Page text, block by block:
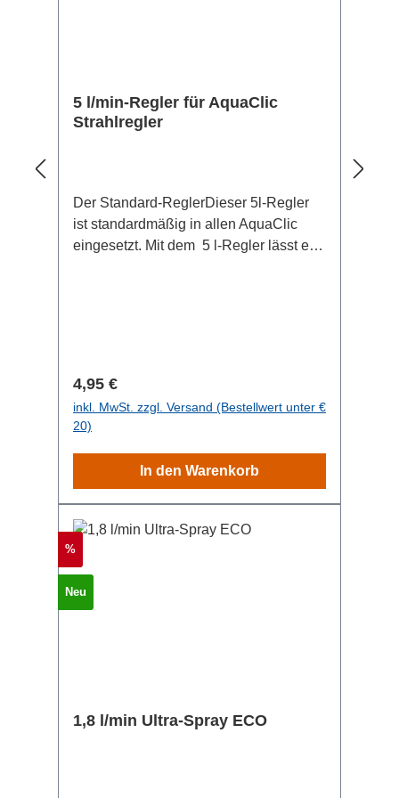
5 l/min-Regler für AquaClic
Strahlregler
Der Standard-ReglerDieser 5l-Regler
ist standardmäßig in allen AquaClic
eingesetzt. Mit dem 5 l-Regler lässt es
Regulärer Preis:
4,95 €
inkl. MwSt. zzgl. Versand (Bestellwert unter €
20)
In den Warenkorb
Rabatt
%
Neu
1,8 l/min Ultra-Spray ECO